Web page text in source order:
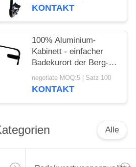
Pulver-Beschichtung
KONTAKT
100% Aluminium-
Kabinett - einfacher
Badekurort der Berg-
Installations-
Abdeckungs-Vorlagen-
negotiate MOQ:5 | Satz 100
KONTAKT
Alle